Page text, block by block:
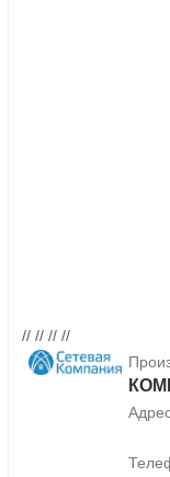
// // // //